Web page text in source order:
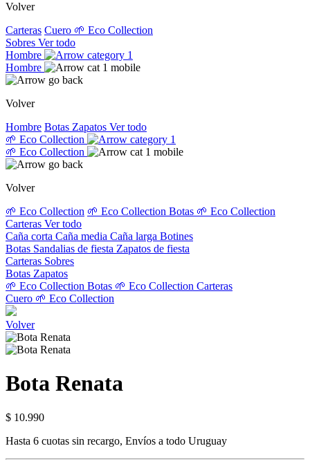
Volver
Carteras Cuero 🌱 Eco Collection
Sobres Ver todo
Hombre
Hombre
Volver
Hombre Botas Zapatos Ver todo
🌱 Eco Collection
🌱 Eco Collection
Volver
🌱 Eco Collection 🌱 Eco Collection Botas 🌱 Eco Collection
Carteras Ver todo
Caña corta Caña media Caña larga Botines
Botas Sandalias de fiesta Zapatos de fiesta
Carteras Sobres
Botas Zapatos
🌱 Eco Collection Botas 🌱 Eco Collection Carteras
Cuero 🌱 Eco Collection
Volver
Bota Renata
$ 10.990
Hasta 6 cuotas sin recargo, Envíos a todo Uruguay